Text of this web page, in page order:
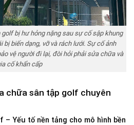
bị hư hỏng nặng sau sự cố sập khung
bị biến dạng, vỡ và rách lưới. Sự cố ảnh
vệ người đi lại, đòi hỏi phải sửa chữa và
cố khẩn cấp
chữa sân tập golf chuyên
– Yếu tố nền tảng cho mô hình bền